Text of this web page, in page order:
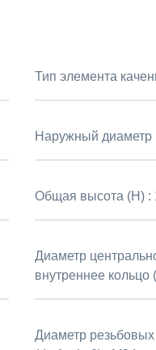
Тип элемента
Наружный диаметр
Общая высота (H) :
Диаметр
внутреннее кольцо
Диаметр резьбовых